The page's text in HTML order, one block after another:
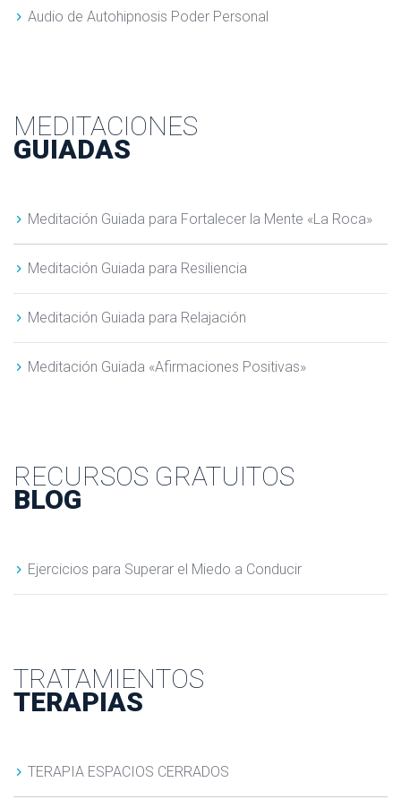
Audio de Autohipnosis Poder Personal
MEDITACIONES
GUIADAS
Meditación Guiada para Fortalecer la Mente «La Roca»
Meditación Guiada para Resiliencia
Meditación Guiada para Relajación
Meditación Guiada «Afirmaciones Positivas»
RECURSOS GRATUITOS
BLOG
Ejercicios para Superar el Miedo a Conducir
TRATAMIENTOS
TERAPIAS
TERAPIA ESPACIOS CERRADOS